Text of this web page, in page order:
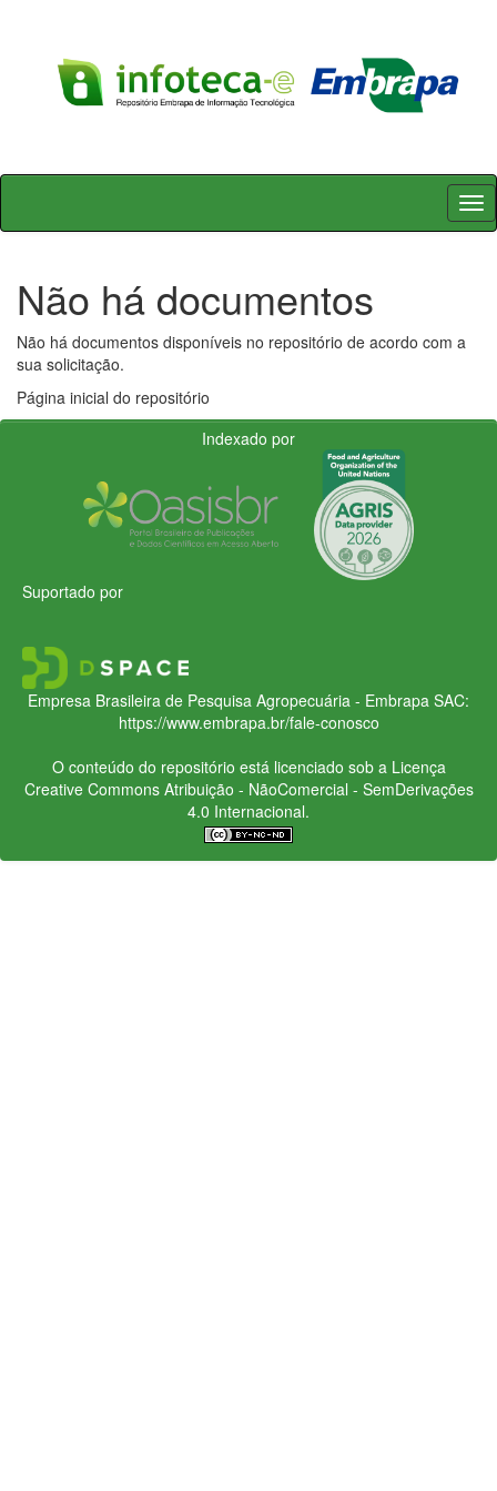
Skip
Não há documentos
Não há documentos disponíveis no repositório de acordo com a
sua solicitação.
Página inicial do repositório
Indexado por
Suportado por
Empresa Brasileira de Pesquisa Agropecuária - Embrapa SAC:
https://www.embrapa.br/fale-conosco
O conteúdo do repositório está licenciado sob a Licença
Creative CommonsAtribuição - NãoComercial - SemDerivações
4.0 Internacional.